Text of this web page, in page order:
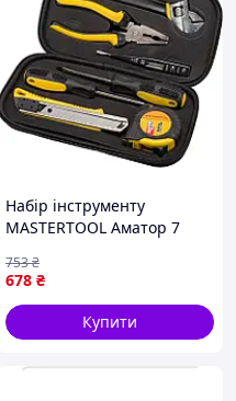
Набір інструменту
MASTERTOOL Аматор 7
678 ₴
753₴
Купити